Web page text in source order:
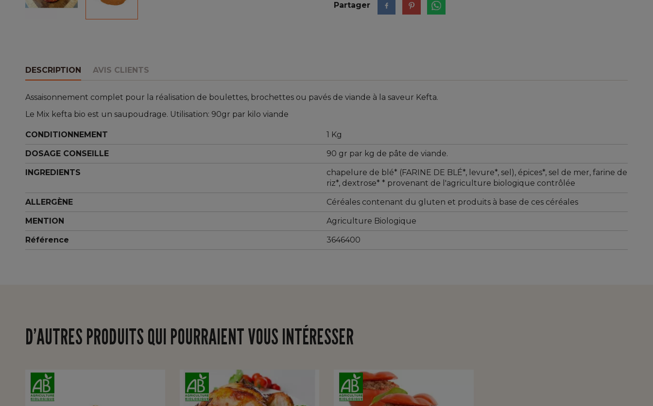
Partager
DESCRIPTION AVIS CLIENTS
Assaisonnement complet pour la réalisation de boulettes, brochettes ou pavés de viande à la saveur Kefta.
Le Mix kefta bio est un saupoudrage. Utilisation: 90gr par kilo viande
CONDITIONNEMENT 1 Kg
DOSAGE CONSEILLE 90 gr par kg de pâte de viande.
INGREDIENTS
chapelure de blé* (FARINE DE BLÉ*, levure*, sel), épices*, sel de mer, farine de
riz*, dextrose* * provenant de l'agriculture biologique contrôlée
ALLERGÈNE Céréales contenant du gluten et produits à base de ces céréales
MENTION Agriculture Biologique
Référence 3646400
D’AUTRES PRODUITS QUI POURRAIENT VOUS INTÉRESSER